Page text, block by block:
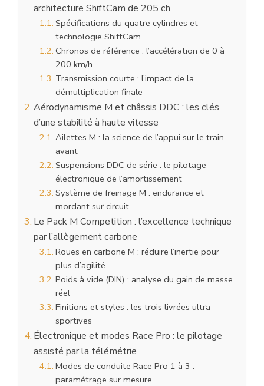
architecture ShiftCam de 205 ch
Spécifications du quatre cylindres et
technologie ShiftCam
Chronos de référence : l’accélération de 0 à
200 km/h
Transmission courte : l’impact de la
démultiplication finale
Aérodynamisme M et châssis DDC : les clés
d’une stabilité à haute vitesse
Ailettes M : la science de l’appui sur le train
avant
Suspensions DDC de série : le pilotage
électronique de l’amortissement
Système de freinage M : endurance et
mordant sur circuit
Le Pack M Competition : l’excellence technique
par l’allègement carbone
Roues en carbone M : réduire l’inertie pour
plus d’agilité
Poids à vide (DIN) : analyse du gain de masse
réel
Finitions et styles : les trois livrées ultra-
sportives
Électronique et modes Race Pro : le pilotage
assisté par la télémétrie
Modes de conduite Race Pro 1 à 3 :
paramétrage sur mesure